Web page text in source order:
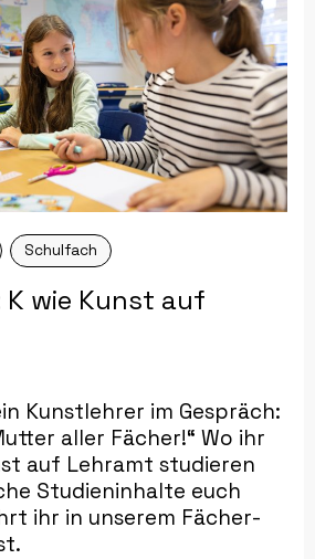
Schulfach
K wie Kunst auf
Kunstlehrer im Gespräch:
aller Fächer!“ Wo ihr
auf Lehramt studieren
Studieninhalte euch
ihr in unserem Fächer-